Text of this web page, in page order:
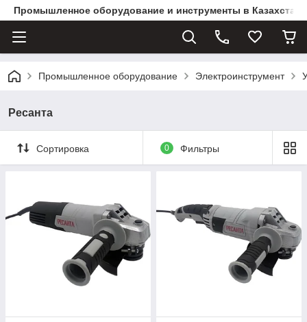
Промышленное оборудование и инструменты в
Промышленное оборудование Электроинструмент
Ресанта
Сортировка 0 Фильтры